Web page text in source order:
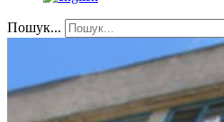
Пошук...